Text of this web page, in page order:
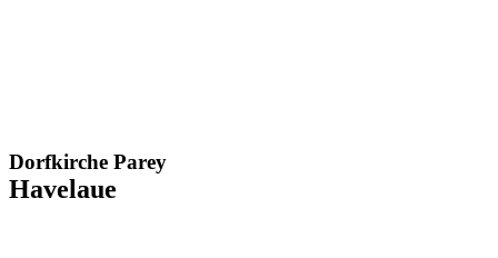
Dorfkirche Parey
Havelaue